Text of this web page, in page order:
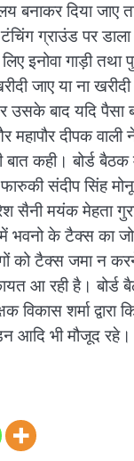
बनाकर दिया जाए
ग्राउंड पर
इनोवा गाड़ी तथा
जाए या ना
उसके बाद यदि पैसा
दीपक वाली
कही। बोर्ड बैठक
फारुकी संदीप सिंह
सैनी मयंक मेहता
भवनो के टैक्स का जो
को टैक्स जमा न
आ रही है। बोर्ड
विकास शर्मा द्वारा
आदि भी मौजूद रहे।